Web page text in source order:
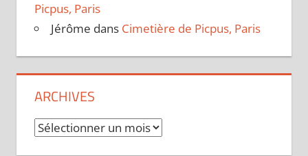
Picpus, Paris
Jérôme dans Cimetière de Picpus, Paris
ARCHIVES
Archives